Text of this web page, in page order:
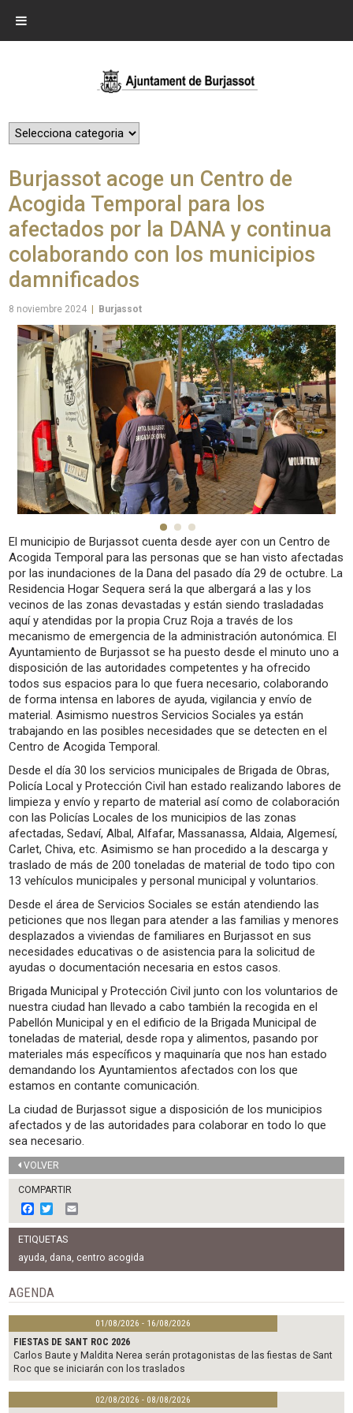
Burjassot acoge un Centro de
Acogida Temporal para los
afectados por la DANA y continua
colaborando con los municipios
damnificados
8 noviembre 2024 Burjassot
El municipio de Burjassot cuenta desde ayer con un Centro de
Acogida Temporal para las personas que se han visto afectadas
por las inundaciones de la Dana del pasado día 29 de octubre. La
Residencia Hogar Sequera será la que albergará a las y los
vecinos de las zonas devastadas y están siendo trasladadas
aquí y atendidas por la propia Cruz Roja a través de los
mecanismo de emergencia de la administración autonómica. El
Ayuntamiento de Burjassot se ha puesto desde el minuto uno a
disposición de las autoridades competentes y ha ofrecido
todos sus espacios para lo que fuera necesario, colaborando
de forma intensa en labores de ayuda, vigilancia y envío de
material. Asimismo nuestros Servicios Sociales ya están
trabajando en las posibles necesidades que se detecten en el
Centro de Acogida Temporal.
Desde el día 30 los servicios municipales de Brigada de Obras,
Policía Local y Protección Civil han estado realizando labores de
limpieza y envío y reparto de material así como de colaboración
con las Policías Locales de los municipios de las zonas
afectadas, Sedaví, Albal, Alfafar, Massanassa, Aldaia, Algemesí,
Carlet, Chiva, etc. Asimismo se han procedido a la descarga y
traslado de más de 200 toneladas de material de todo tipo con
13 vehículos municipales y personal municipal y voluntarios.
Desde el área de Servicios Sociales se están atendiendo las
peticiones que nos llegan para atender a las familias y menores
desplazados a viviendas de familiares en Burjassot en sus
necesidades educativas o de asistencia para la solicitud de
ayudas o documentación necesaria en estos casos.
Brigada Municipal y Protección Civil junto con los voluntarios de
nuestra ciudad han llevado a cabo también la recogida en el
Pabellón Municipal y en el edificio de la Brigada Municipal de
toneladas de material, desde ropa y alimentos, pasando por
materiales más específicos y maquinaría que nos han estado
demandando los Ayuntamientos afectados con los que
estamos en contante comunicación.
La ciudad de Burjassot sigue a disposición de los municipios
afectados y de las autoridades para colaborar en todo lo que
sea necesario.
VOLVER
COMPARTIR
F
a
c
e
b
o
o
k
w
i
t
t
e
m
l
ETIQUETAS
ayuda, dana, centro acogida
AGENDA
01/08/2026 - 16/08/2026
FIESTAS DE SANT ROC 2026
Carlos Baute y Maldita Nerea serán protagonistas de las fiestas de Sant
Roc que se iniciarán con los traslados
02/08/2026 - 08/08/2026